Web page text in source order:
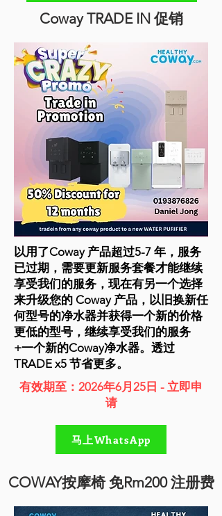
Coway TRADE IN 促销
以用了Coway 产品超过5-7 年，服务
已过期，需要更新服务套餐才能继续
享受我们的服务，现在有另一个选择
来升级您的 Coway 产品，以旧换新任
何型号的净水器并获得一个新的价格
更低的型号，继续享受我们的服务
+一个新的Coway净水器。透过
TRADE x5 节省更多。
有效期至：2026年6月25日 - 立即申
请
马上WhatsApp
COWAY按摩椅 免Rm200 注册费